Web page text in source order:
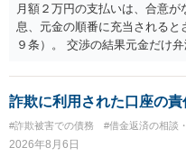
月額２万円の支払いは、合意
息、元金の順番に充当されると
９条）。 交渉の結果元金だけ
ることには消極的なことが多
ャレンジなさる意義は十分にあ
詐欺に利用された口座の
#詐欺被害での債務 #借金返済の相談
2026年8月6日